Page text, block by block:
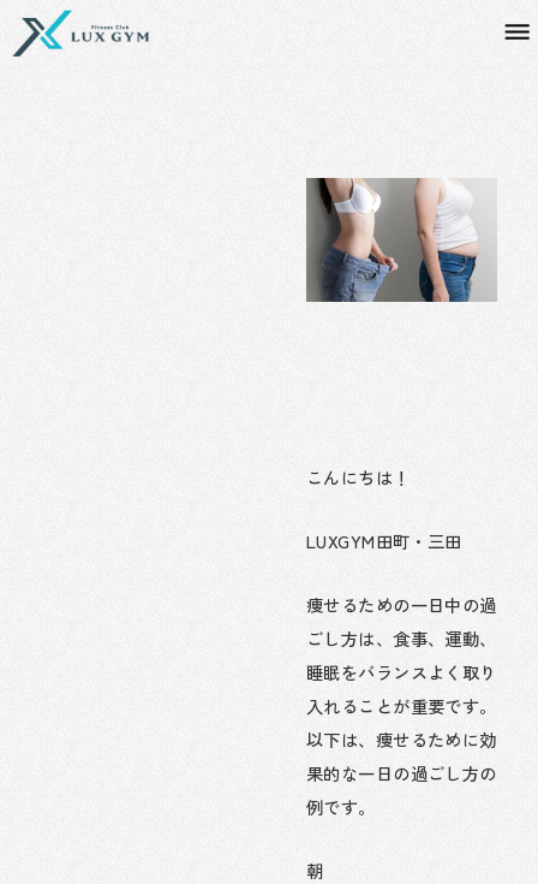
こんにちは！
LUXGYM田町・三田
痩せるための一日中の過
ごし方は、食事、運動、
睡眠をバランスよく取り
入れることが重要です。
以下は、痩せるために効
果的な一日の過ごし方の
例です。
朝